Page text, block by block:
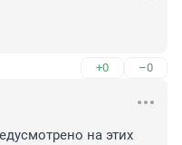
+0 –0
на этих